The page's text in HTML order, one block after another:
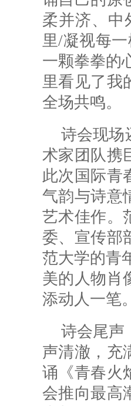
柔并济、中
里/凝视每
一颗拳拳的
里看见了我
全场共鸣。
诗会现场
术家团队携
此次国际青
气韵与诗意
艺术佳作。
委、宣传部
范大学的青
美的人物肖
添动人一笔。
诗会尾声
声清澈，充
诵《青春火
会推向最高